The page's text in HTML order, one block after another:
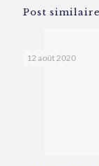
Post similaire
12 août 2020